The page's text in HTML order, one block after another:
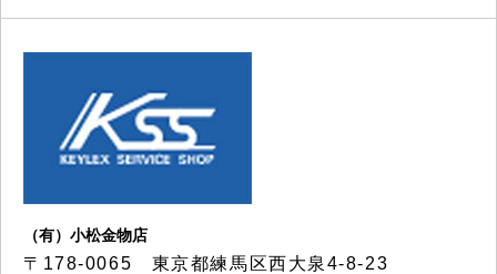
（有）小松金物店
〒178-0065 東京都練馬区西大泉4-8-23